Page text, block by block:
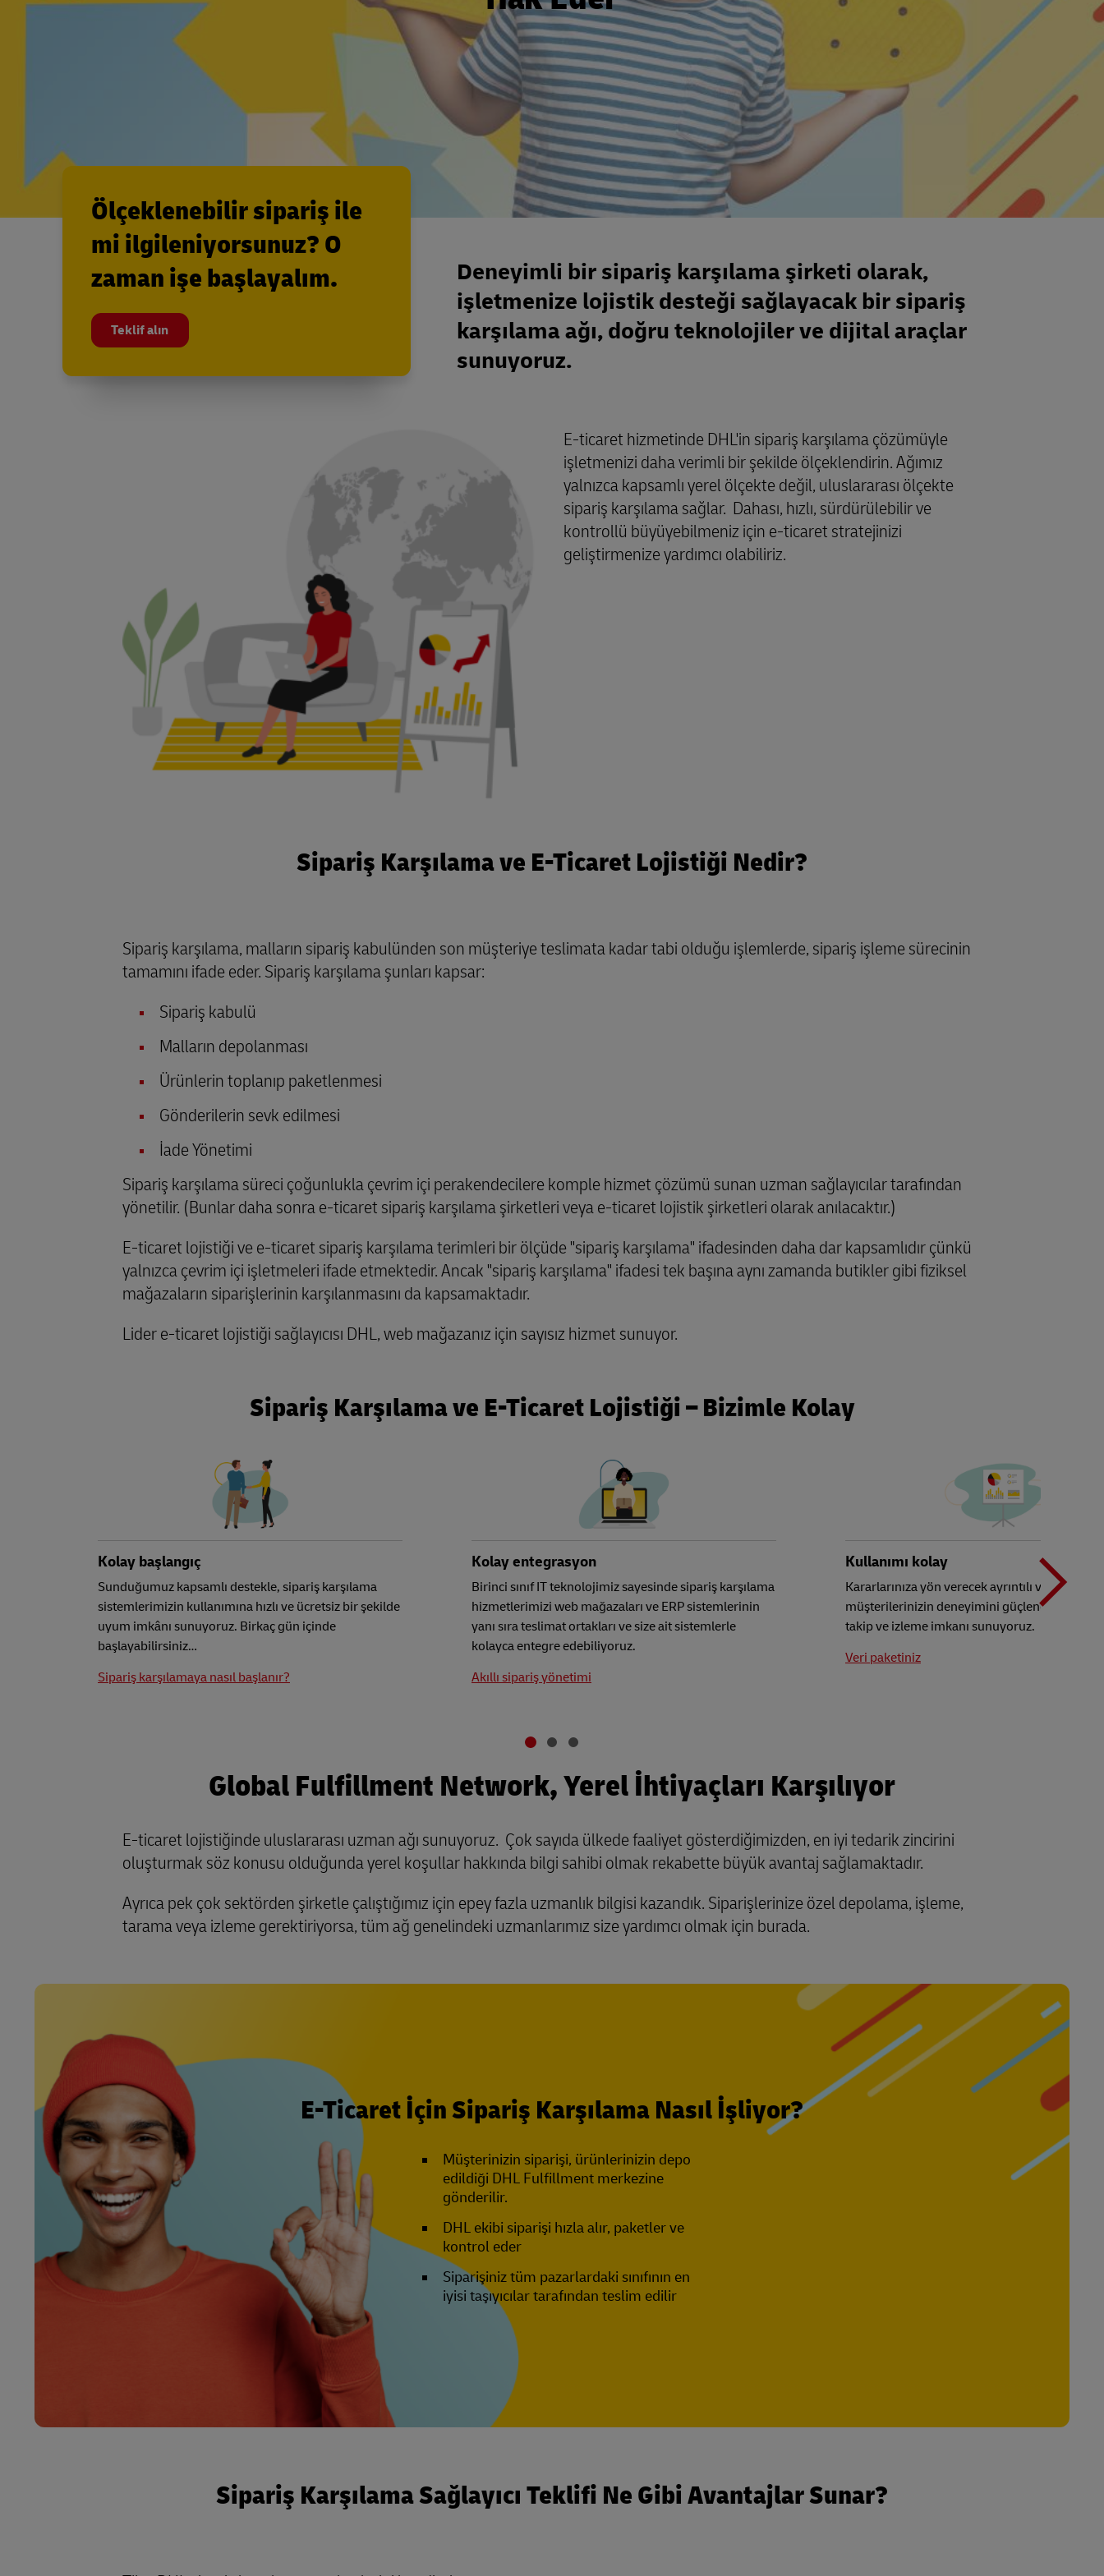
Deneyimli bir sipariş karşılama şirketi olarak,
işletmenize lojistik desteği sağlayacak bir sipariş
karşılama ağı, doğru teknolojiler ve dijital araçlar
sunuyoruz.
Ölçeklenebilir sipariş ile
mi ilgileniyorsunuz? O
zaman işe başlayalım.
Teklif alın
E-ticaret hizmetinde DHL'in sipariş karşılama çözümüyle
işletmenizi daha verimli bir şekilde ölçeklendirin. Ağımız
yalnızca kapsamlı yerel ölçekte değil, uluslararası ölçekte
sipariş karşılama sağlar. Dahası, hızlı, sürdürülebilir ve
kontrollü büyüyebilmeniz için e-ticaret stratejinizi
geliştirmenize yardımcı olabiliriz.
Sipariş Karşılama ve E-Ticaret Lojistiği Nedir?
Sipariş karşılama, malların sipariş kabulünden son müşteriye teslimata kadar tabi olduğu işlemlerde, sipariş işleme sürecinin
tamamını ifade eder. Sipariş karşılama şunları kapsar:
Sipariş kabulü
Malların depolanması
Ürünlerin toplanıp paketlenmesi
Gönderilerin sevk edilmesi
İade Yönetimi
Sipariş karşılama süreci çoğunlukla çevrim içi perakendecilere komple hizmet çözümü sunan uzman sağlayıcılar tarafından
yönetilir. (Bunlar daha sonra e-ticaret sipariş karşılama şirketleri veya e-ticaret lojistik şirketleri olarak anılacaktır.)
E-ticaret lojistiği ve e-ticaret sipariş karşılama terimleri bir ölçüde "sipariş karşılama" ifadesinden daha dar kapsamlıdır çünkü
yalnızca çevrim içi işletmeleri ifade etmektedir. Ancak "sipariş karşılama" ifadesi tek başına aynı zamanda butikler gibi fiziksel
mağazaların siparişlerinin karşılanmasını da kapsamaktadır.
Lider e-ticaret lojistiği sağlayıcısı DHL, web mağazanız için sayısız hizmet sunuyor.
Sipariş Karşılama ve E-Ticaret Lojistiği – Bizimle Kolay
Kolay başlangıç
Sunduğumuz kapsamlı destekle, sipariş karşılama
sistemlerimizin kullanımına hızlı ve ücretsiz bir şekilde
uyum imkânı sunuyoruz. Birkaç gün içinde
başlayabilirsiniz…
Sipariş karşılamaya nasıl başlanır?
Kolay entegrasyon
Birinci sınıf IT teknolojimiz sayesinde sipariş karşılama
hizmetlerimizi web mağazaları ve ERP sistemlerinin
yanı sıra teslimat ortakları ve size ait sistemlerle
kolayca entegre edebiliyoruz.
Akıllı sipariş yönetimi
Kullanımı kolay
Kararlarınıza yön verecek ayrıntılı verilerin
müşterilerinizin deneyimini güçlendirmek
takip ve izleme imkanı sunuyoruz.
Veri paketiniz
Global Fulfillment Network, Yerel İhtiyaçları Karşılıyor
E-ticaret lojistiğinde uluslararası uzman ağı sunuyoruz. Çok sayıda ülkede faaliyet gösterdiğimizden, en iyi tedarik zincirini
oluşturmak söz konusu olduğunda yerel koşullar hakkında bilgi sahibi olmak rekabette büyük avantaj sağlamaktadır.
Ayrıca pek çok sektörden şirketle çalıştığımız için epey fazla uzmanlık bilgisi kazandık. Siparişlerinize özel depolama, işleme,
tarama veya izleme gerektiriyorsa, tüm ağ genelindeki uzmanlarımız size yardımcı olmak için burada.
E-Ticaret İçin Sipariş Karşılama Nasıl İşliyor?
Müşterinizin siparişi, ürünlerinizin depo
edildiği DHL Fulfillment merkezine
gönderilir.
DHL ekibi siparişi hızla alır, paketler ve
kontrol eder
Siparişiniz tüm pazarlardaki sınıfının en
iyisi taşıyıcılar tarafından teslim edilir
Sipariş Karşılama Sağlayıcı Teklifi Ne Gibi Avantajlar Sunar?